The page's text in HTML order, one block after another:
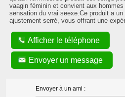
vaagin féminin et convient aux
sensation du vrai seexe.Ce produit a
ajustement serré, vous offrant une
Afficher le téléphone
Envoyer un message
Envoyer à un ami :